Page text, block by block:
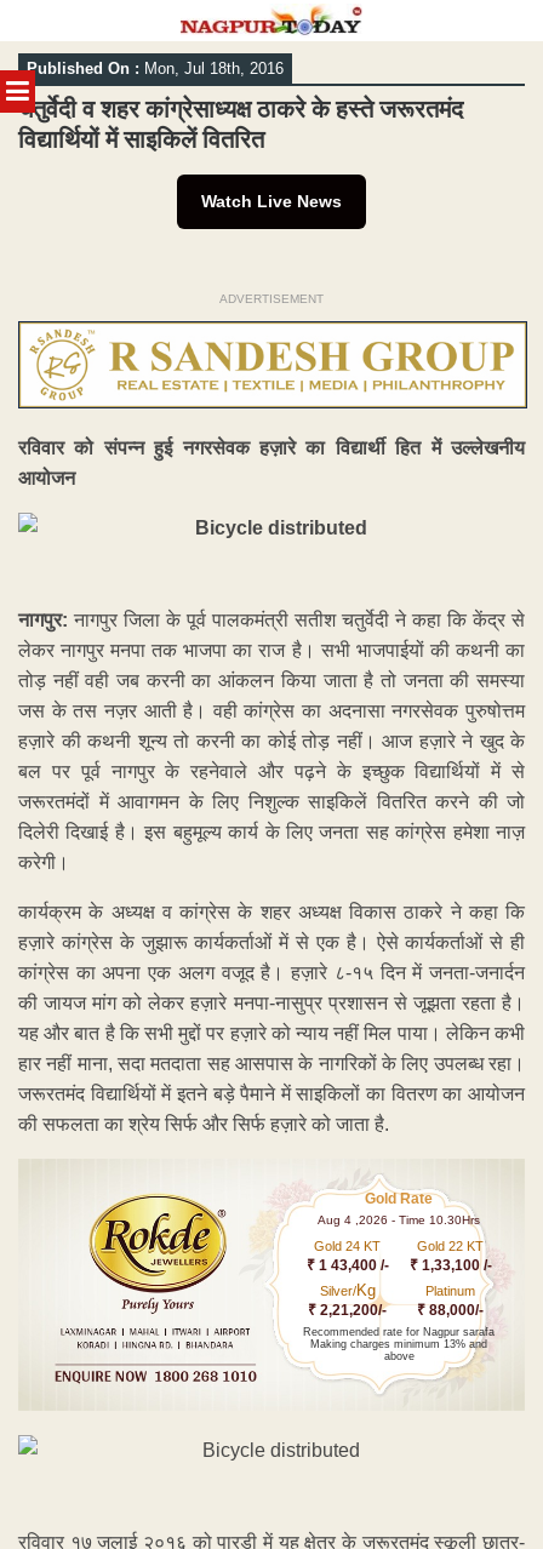
MENU
Skip
to
content
Published On : Mon, Jul 18th, 2016
चतुर्वेदी व शहर कांग्रेसाध्यक्ष ठाकरे के हस्ते जरूरतमंद
विद्यार्थियों में साइकिलें वितरित
Watch Live News
ADVERTISEMENT
रविवार को संपन्न हुई नगरसेवक हज़ारे का विद्यार्थी हित में उल्लेखनीय
आयोजन
नागपुर: नागपुर जिला के पूर्व पालकमंत्री सतीश चतुर्वेदी ने कहा कि केंद्र से
लेकर नागपुर मनपा तक भाजपा का राज है। सभी भाजपाईयों की कथनी का
तोड़ नहीं वही जब करनी का आंकलन किया जाता है तो जनता की समस्या
जस के तस नज़र आती है। वही कांग्रेस का अदनासा नगरसेवक पुरुषोत्तम
हज़ारे की कथनी शून्य तो करनी का कोई तोड़ नहीं। आज हज़ारे ने खुद के
बल पर पूर्व नागपुर के रहनेवाले और पढ़ने के इच्छुक विद्यार्थियों में से
जरूरतमंदों में आवागमन के लिए निशुल्क साइकिलें वितरित करने की जो
दिलेरी दिखाई है। इस बहुमूल्य कार्य के लिए जनता सह कांग्रेस हमेशा नाज़
करेगी।
कार्यक्रम के अध्यक्ष व कांग्रेस के शहर अध्यक्ष विकास ठाकरे ने कहा कि
हज़ारे कांग्रेस के जुझारू कार्यकर्ताओं में से एक है। ऐसे कार्यकर्ताओं से ही
कांग्रेस का अपना एक अलग वजूद है। हज़ारे ८-१५ दिन में जनता-जनार्दन
की जायज मांग को लेकर हज़ारे मनपा-नासुप्र प्रशासन से जूझता रहता है।
यह और बात है कि सभी मुद्दों पर हज़ारे को न्याय नहीं मिल पाया। लेकिन कभी
हार नहीं माना, सदा मतदाता सह आसपास के नागरिकों के लिए उपलब्ध रहा।
जरूरतमंद विद्यार्थियों में इतने बड़े पैमाने में साइकिलों का वितरण का आयोजन
की सफलता का श्रेय सिर्फ और सिर्फ हज़ारे को जाता है.
Gold Rate
Aug 4 ,2026 - Time 10.30Hrs
Gold 24 KT
₹ 1 43,400 /-
Gold 22 KT
₹ 1,33,100 /-
Silver/Kg
₹ 2,21,200/-
Platinum
₹ 88,000/-
Recommended rate for Nagpur sarafa
Making charges minimum 13% and
above
रविवार १७ जुलाई २०१६ को पारडी में यह क्षेत्र के जरूरतमंद स्कूली छात्र-